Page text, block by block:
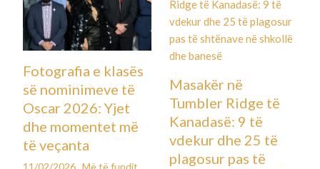
Fotografia e klasës
së nominimeve të
Oscar 2026: Yjet
dhe momentet më
të veçanta
11/02/2026 Më të fundit,
Masakër në
Tumbler Ridge të
Kanadasë: 9 të
vdekur dhe 25 të
plagosur pas të